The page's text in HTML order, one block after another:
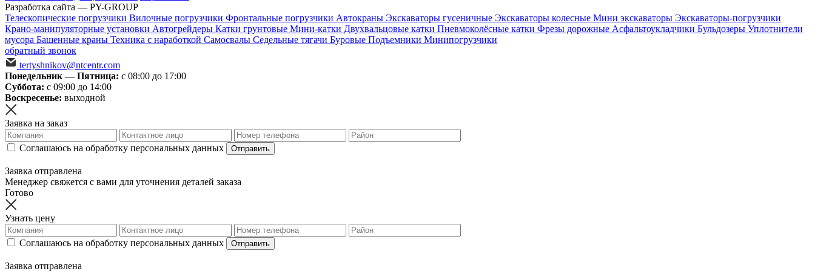
Разработка сайта — PY-GROUP
Телескопические погрузчики Вилочные погрузчики Фронтальные погрузчики Автокраны Экскаваторы гусеничные Экскаваторы колесные Мини экскаваторы Экскаваторы-погрузчики
Крано-манипуляторные установки Автогрейдеры Катки грунтовые Мини-катки Двухвальцовые катки Пневмоколёсные катки Фрезы дорожные Асфальтоукладчики Бульдозеры Уплотнители
мусора Башенные краны Техника с наработкой Самосвалы Седельные тягачи Буровые Подъемники Минипогрузчики
обратный звонок
tertyshnikov@ntcentr.com
Понедельник — Пятница: с 08:00 до 17:00
Суббота: с 09:00 до 14:00
Воскресенье: выходной
Заявка на заказ
Соглашаюсь на обработку персональных данных Отправить
Заявка отправлена
Менеджер свяжется с вами для уточнения деталей заказа
Готово
Узнать цену
Соглашаюсь на обработку персональных данных Отправить
Заявка отправлена